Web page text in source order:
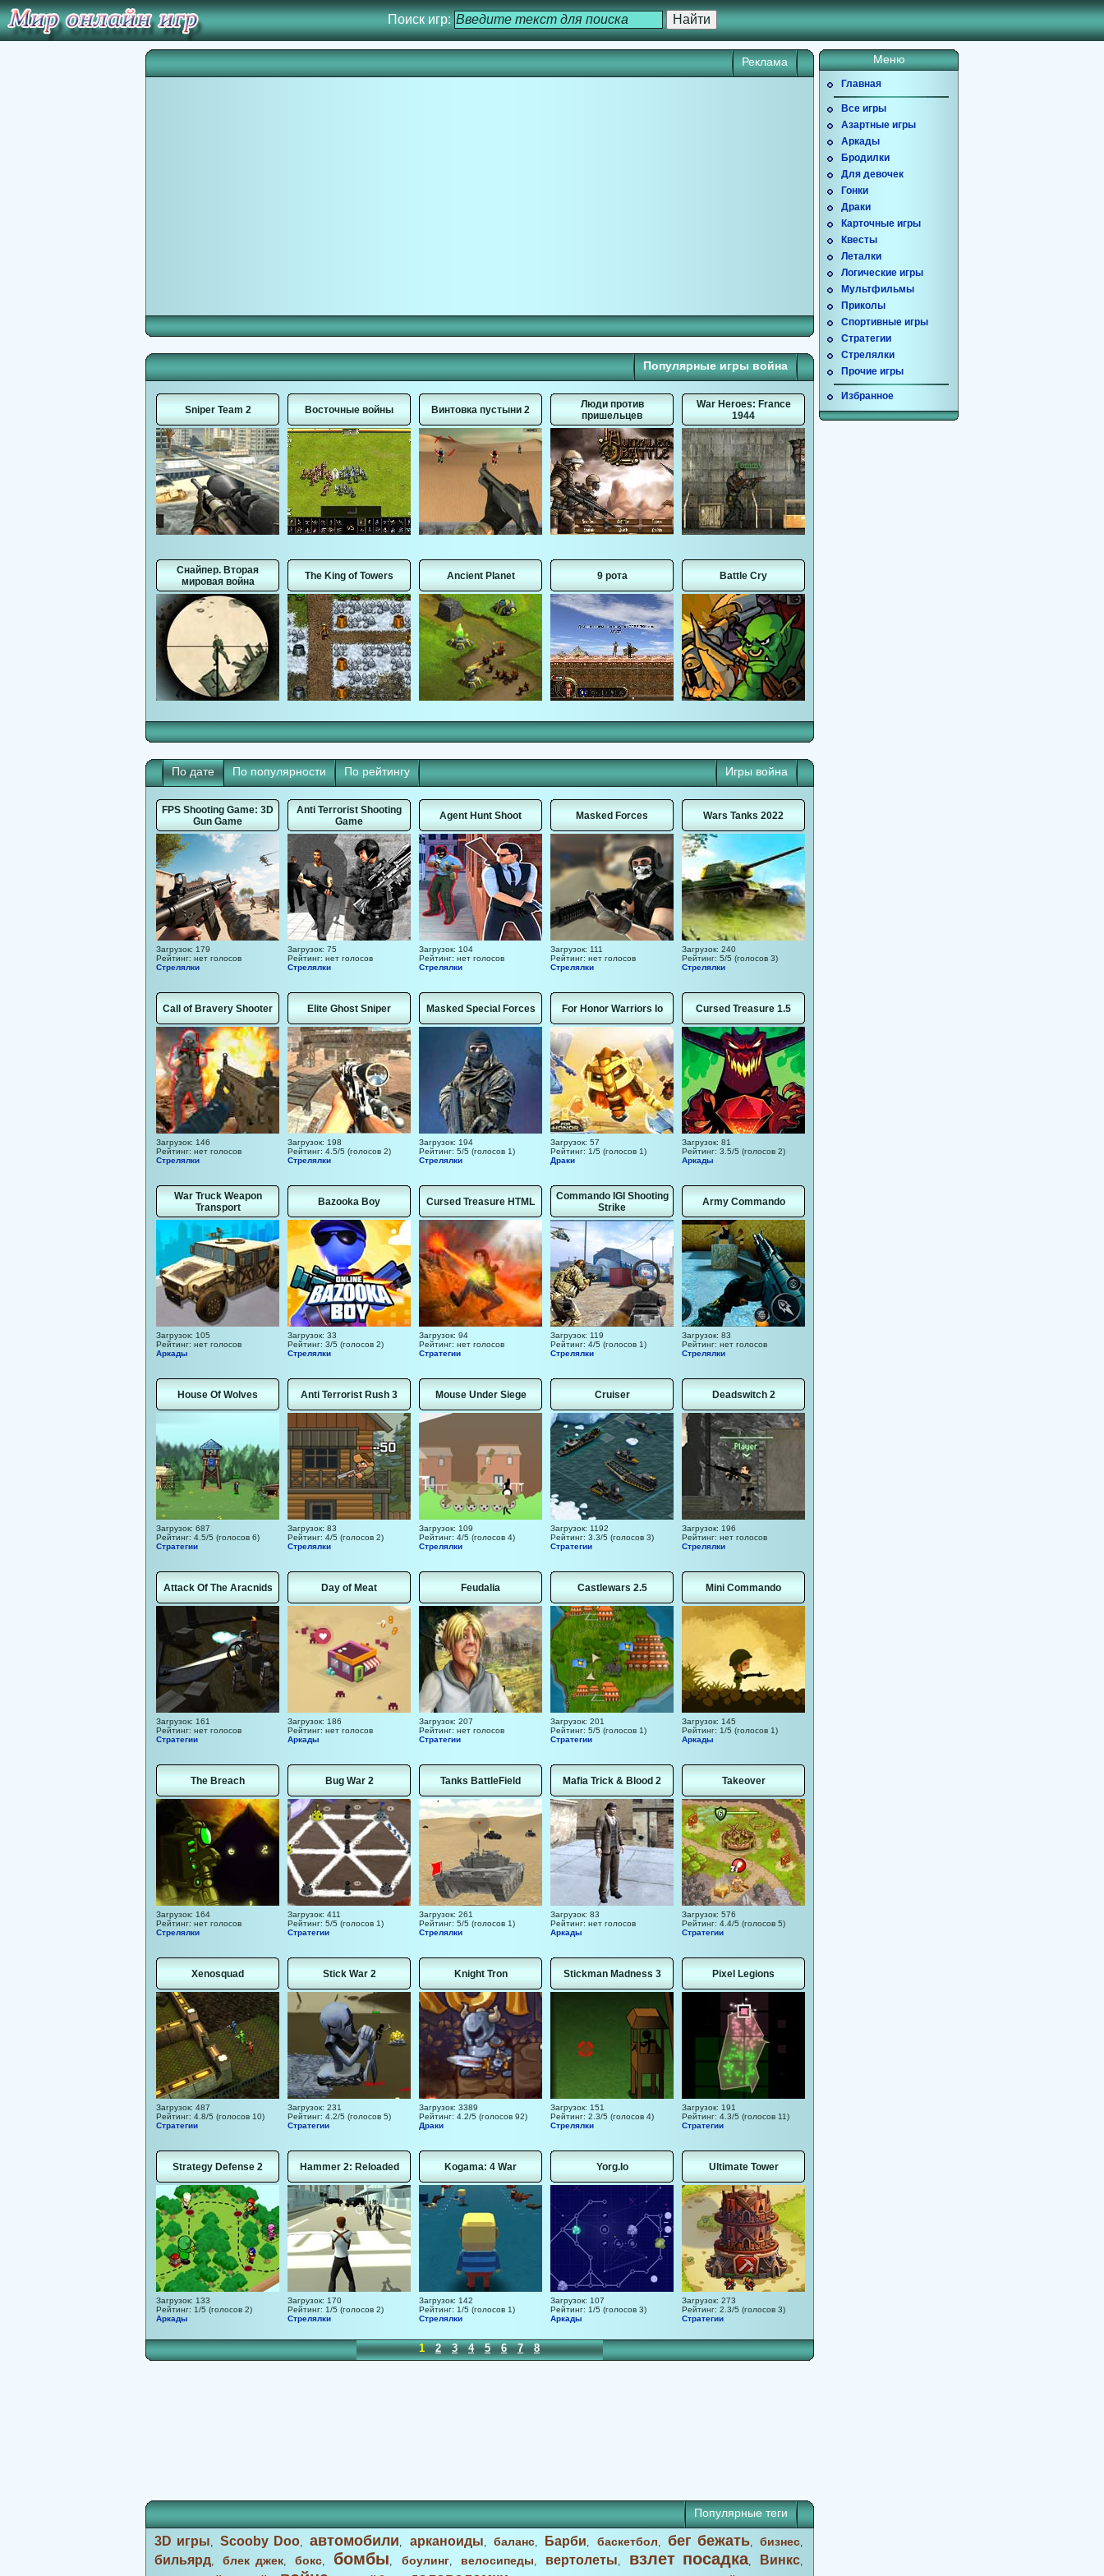
Поиск игр:
Реклама
Популярные игры война
Sniper Team 2 Восточные войны Винтовка пустыни 2
Люди против
пришельцев
War Heroes: France
1944
Снайпер. Вторая
мировая война
The King of Towers Ancient Planet 9 рота Battle Cry
Игры война
По дате По популярности По рейтингу
FPS Shooting Game: 3D
Gun Game
Загрузок: 179
Рейтинг: нет голосов
Стрелялки
Anti Terrorist Shooting
Game
Загрузок: 75
Рейтинг: нет голосов
Стрелялки
Agent Hunt Shoot
Загрузок: 104
Рейтинг: нет голосов
Стрелялки
Masked Forces
Загрузок: 111
Рейтинг: нет голосов
Стрелялки
Wars Tanks 2022
Загрузок: 240
Рейтинг: 5/5 (голосов 3)
Стрелялки
Call of Bravery Shooter
Загрузок: 146
Рейтинг: нет голосов
Стрелялки
Elite Ghost Sniper
Загрузок: 198
Рейтинг: 4.5/5 (голосов 2)
Стрелялки
Masked Special Forces
Загрузок: 194
Рейтинг: 5/5 (голосов 1)
Стрелялки
For Honor Warriors Io
Загрузок: 57
Рейтинг: 1/5 (голосов 1)
Драки
Cursed Treasure 1.5
Загрузок: 81
Рейтинг: 3.5/5 (голосов 2)
Аркады
War Truck Weapon
Transport
Загрузок: 105
Рейтинг: нет голосов
Аркады
Bazooka Boy
Загрузок: 33
Рейтинг: 3/5 (голосов 2)
Стрелялки
Cursed Treasure HTML
Загрузок: 94
Рейтинг: нет голосов
Стратегии
Commando IGI Shooting
Strike
Загрузок: 119
Рейтинг: 4/5 (голосов 1)
Стрелялки
Army Commando
Загрузок: 83
Рейтинг: нет голосов
Стрелялки
House Of Wolves
Загрузок: 687
Рейтинг: 4.5/5 (голосов 6)
Стратегии
Anti Terrorist Rush 3
Загрузок: 83
Рейтинг: 4/5 (голосов 2)
Стрелялки
Mouse Under Siege
Загрузок: 109
Рейтинг: 4/5 (голосов 4)
Стрелялки
Cruiser
Загрузок: 1192
Рейтинг: 3.3/5 (голосов 3)
Стратегии
Deadswitch 2
Загрузок: 196
Рейтинг: нет голосов
Стрелялки
Attack Of The Aracnids
Загрузок: 161
Рейтинг: нет голосов
Стратегии
Day of Meat
Загрузок: 186
Рейтинг: нет голосов
Аркады
Feudalia
Загрузок: 207
Рейтинг: нет голосов
Стратегии
Castlewars 2.5
Загрузок: 201
Рейтинг: 5/5 (голосов 1)
Стратегии
Mini Commando
Загрузок: 145
Рейтинг: 1/5 (голосов 1)
Аркады
The Breach
Загрузок: 164
Рейтинг: нет голосов
Стрелялки
Bug War 2
Загрузок: 411
Рейтинг: 5/5 (голосов 1)
Стратегии
Tanks BattleField
Загрузок: 261
Рейтинг: 5/5 (голосов 1)
Стрелялки
Mafia Trick & Blood 2
Загрузок: 83
Рейтинг: нет голосов
Аркады
Takeover
Загрузок: 576
Рейтинг: 4.4/5 (голосов 5)
Стратегии
Xenosquad
Загрузок: 487
Рейтинг: 4.8/5 (голосов 10)
Стратегии
Stick War 2
Загрузок: 231
Рейтинг: 4.2/5 (голосов 5)
Стратегии
Knight Tron
Загрузок: 3389
Рейтинг: 4.2/5 (голосов 92)
Драки
Stickman Madness 3
Загрузок: 151
Рейтинг: 2.3/5 (голосов 4)
Стрелялки
Pixel Legions
Загрузок: 191
Рейтинг: 4.3/5 (голосов 11)
Стратегии
Strategy Defense 2
Загрузок: 133
Рейтинг: 1/5 (голосов 2)
Аркады
Hammer 2: Reloaded
Загрузок: 170
Рейтинг: 1/5 (голосов 2)
Стрелялки
Kogama: 4 War
Загрузок: 142
Рейтинг: 1/5 (голосов 1)
Стрелялки
Yorg.Io
Загрузок: 107
Рейтинг: 1/5 (голосов 3)
Аркады
Ultimate Tower
Загрузок: 273
Рейтинг: 2.3/5 (голосов 3)
Стратегии
1 2 3 4 5 6 7 8
Популярные теги
3D игры,Scooby Doo,автомобили, арканоиды, баланс, Барби, баскетбол, бег бежать,бизнес,
бильярд,блек джек,бокс, бомбы, боулинг, велосипеды, вертолеты, взлет посадка, Винкс,
Меню
Главная
Все игры
Азартные игры
Аркады
Бродилки
Для девочек
Гонки
Драки
Карточные игры
Квесты
Леталки
Логические игры
Мультфильмы
Приколы
Спортивные игры
Стратегии
Стрелялки
Прочие игры
Избранное